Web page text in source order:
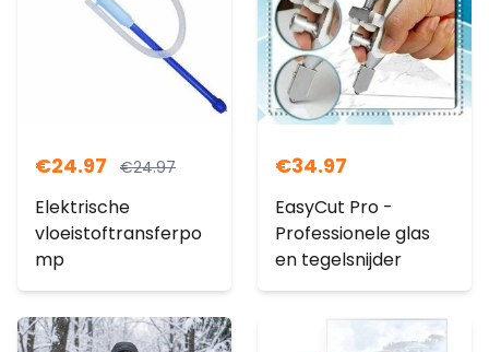
€24.97 €24.97
Elektrische
vloeistoftransferpo
mp
€34.97
EasyCut Pro -
Professionele glas
en tegelsnijder